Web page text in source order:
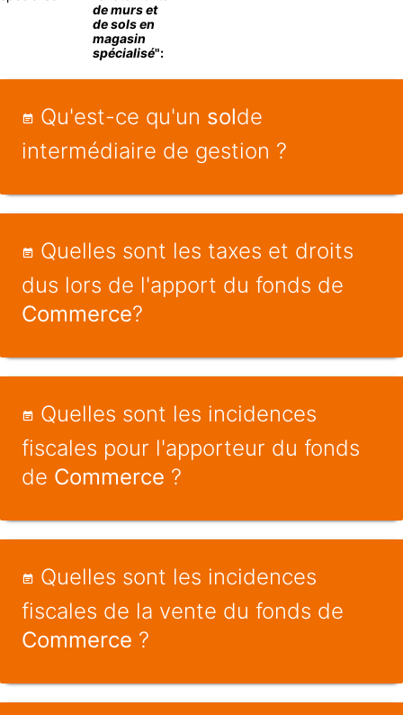
de murs et
de sols en
magasin
spécialisé":
Qu'est-ce qu'un solde
intermédiaire de gestion ?
Quelles sont les taxes et droits
dus lors de l'apport du fonds de
Commerce?
Quelles sont les incidences
fiscales pour l'apporteur du fonds
de Commerce ?
Quelles sont les incidences
fiscales de la vente du fonds de
Commerce ?